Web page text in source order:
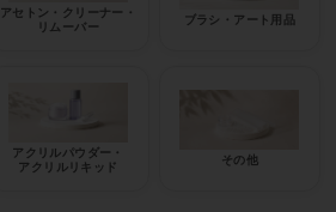
アセトン・クリーナー・
リムーバー
ブラシ・アート用品
アクリルパウダー・
アクリルリキッド
その他